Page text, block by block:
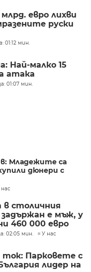
евро лихви
руски
01:12 мин.
Най-малко 15
атака
01:07 мин.
Младежите са
дюнери с
в столичния
е мъж, у
460 000 евро
02:05 мин. У нас
ток: Парковете с
лидер на